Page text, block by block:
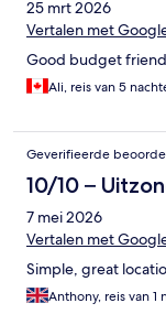
25 mrt 2026
Vertalen met
Good budget
Ali, reis van 5
Geverifieerde
10/10 –
7 mei 2026
Vertalen met
Simple, great
Anthony, reis van 1